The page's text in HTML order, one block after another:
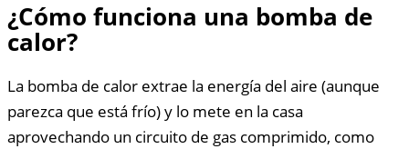
¿Cómo funciona una bomba de
calor?
La bomba de calor extrae la energía del aire (aunque
parezca que está frío) y lo mete en la casa
aprovechando un circuito de gas comprimido, como